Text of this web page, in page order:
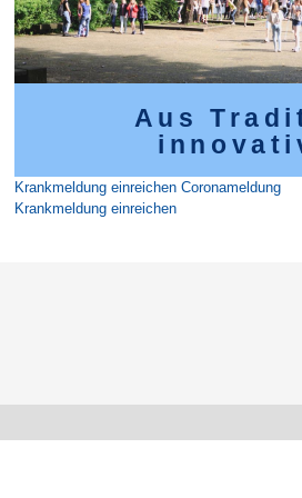
Aus
Krankmeldung einreichen Coronameldung
Krankmeldung einreichen